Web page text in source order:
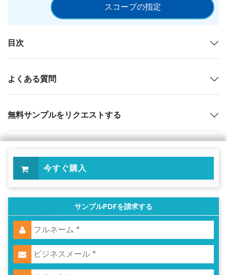
スコープの指定
目次
よくある質問
無料サンプルをリクエストする
今すぐ購入
サンプルPDFを請求する